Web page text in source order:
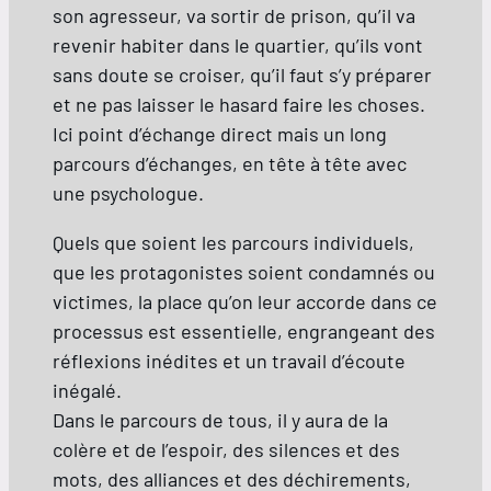
son agresseur, va sortir de prison, qu’il va
revenir habiter dans le quartier, qu’ils vont
sans doute se croiser, qu’il faut s’y préparer
et ne pas laisser le hasard faire les choses.
Ici point d’échange direct mais un long
parcours d’échanges, en tête à tête avec
une psychologue.
Quels que soient les parcours individuels,
que les protagonistes soient condamnés ou
victimes, la place qu’on leur accorde dans ce
processus est essentielle, engrangeant des
réflexions inédites et un travail d’écoute
inégalé.
Dans le parcours de tous, il y aura de la
colère et de l’espoir, des silences et des
mots, des alliances et des déchirements,